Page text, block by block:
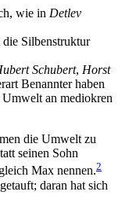
wie in Detlev
Silbenstruktur
Schubert, Horst
Benannter haben
an mediokren
die Umwelt zu
seinen Sohn
Max nennen.2
daran hat sich